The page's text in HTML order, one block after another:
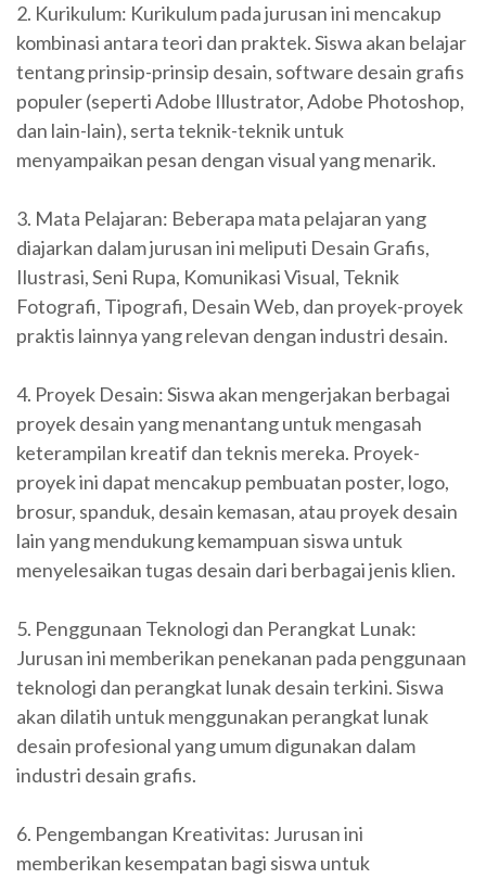
2. Kurikulum: Kurikulum pada jurusan ini mencakup
kombinasi antara teori dan praktek. Siswa akan belajar
tentang prinsip-prinsip desain, software desain grafis
populer (seperti Adobe Illustrator, Adobe Photoshop,
dan lain-lain), serta teknik-teknik untuk
menyampaikan pesan dengan visual yang menarik.
3. Mata Pelajaran: Beberapa mata pelajaran yang
diajarkan dalam jurusan ini meliputi Desain Grafis,
Ilustrasi, Seni Rupa, Komunikasi Visual, Teknik
Fotografi, Tipografi, Desain Web, dan proyek-proyek
praktis lainnya yang relevan dengan industri desain.
4. Proyek Desain: Siswa akan mengerjakan berbagai
proyek desain yang menantang untuk mengasah
keterampilan kreatif dan teknis mereka. Proyek-
proyek ini dapat mencakup pembuatan poster, logo,
brosur, spanduk, desain kemasan, atau proyek desain
lain yang mendukung kemampuan siswa untuk
menyelesaikan tugas desain dari berbagai jenis klien.
5. Penggunaan Teknologi dan Perangkat Lunak:
Jurusan ini memberikan penekanan pada penggunaan
teknologi dan perangkat lunak desain terkini. Siswa
akan dilatih untuk menggunakan perangkat lunak
desain profesional yang umum digunakan dalam
industri desain grafis.
6. Pengembangan Kreativitas: Jurusan ini
memberikan kesempatan bagi siswa untuk